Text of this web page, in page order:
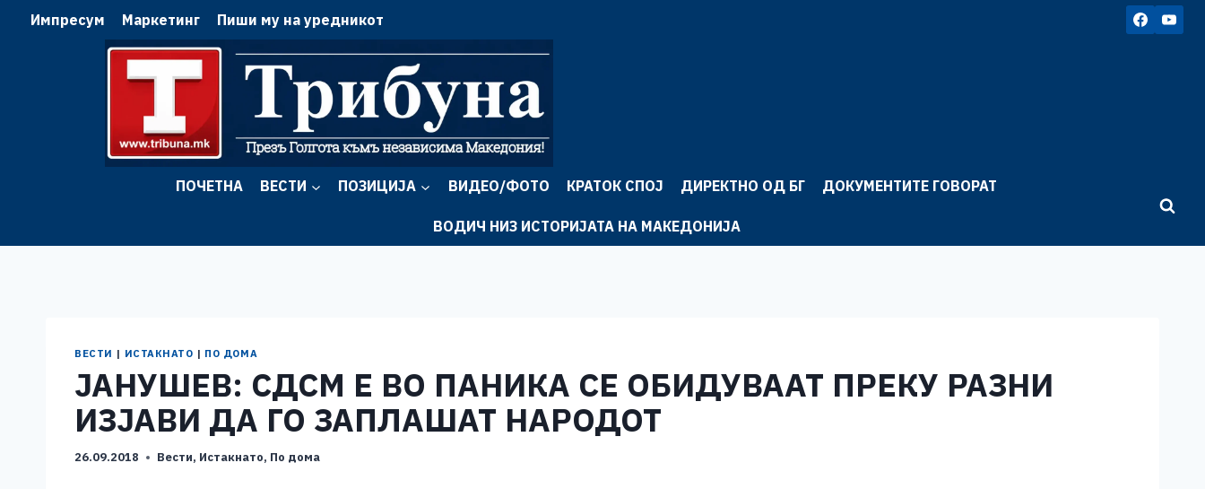
Импресум Маркетинг Пиши му на уредникот
ПОЧЕТНА ВЕСТИ ПОЗИЦИЈА ВИДЕО/ФОТО КРАТОК СПОЈ ДИРЕКТНО ОД БГ ДОКУМЕНТИТЕ ГОВОРАТ
ВОДИЧ НИЗ ИСТОРИЈАТА НА МАКЕДОНИЈА
ВЕСТИ | ИСТАКНАТО | ПО ДОМА
ЈАНУШЕВ: СДСМ Е ВО ПАНИКА СЕ ОБИДУВААТ ПРЕКУ РАЗНИ
ИЗЈАВИ ДА ГО ЗАПЛАШАТ НАРОДОТ
26.09.2018 Вести, Истакнато, По дома